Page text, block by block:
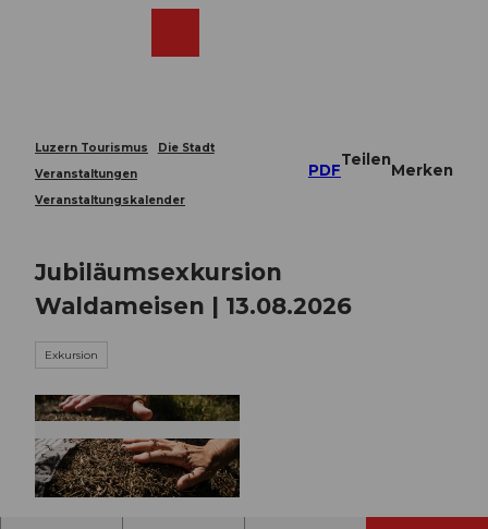
Luzern Tourismus
Die Stadt
Veranstaltungen
Veranstaltungskalender
PDF
Teilen
Merken
Jubiläumsexkursion
Waldameisen | 13.08.2026
Exkursion